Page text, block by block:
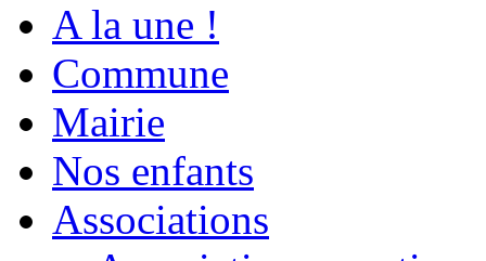
A la une !
Commune
Mairie
Nos enfants
Associations